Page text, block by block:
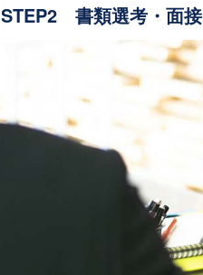
STEP2 書類選考・面接